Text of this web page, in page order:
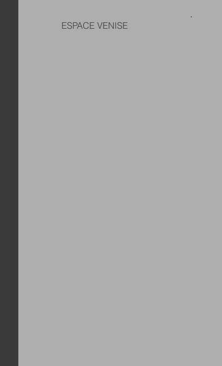
ESPACE VENISE